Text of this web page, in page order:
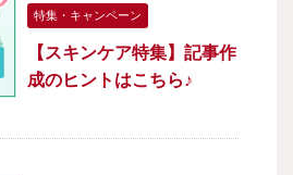
特集・キャンペーン
【スキンケア特集】記事作
成のヒントはこちら♪